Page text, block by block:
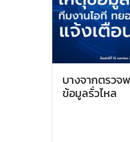
บางจากตรวจ
ข้อมูลรั่วไหล